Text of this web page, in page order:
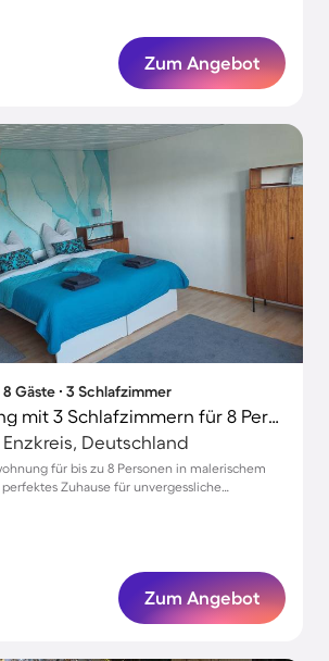
Zum Angebot
Gäste ∙ 3 Schlafzimmer
Ferienwohnung mit 3 Schlafzimmern für 8 Personen
Deutschland
für bis zu 8 Personen in malerischem
Zuhause für unvergessliche
Zum Angebot